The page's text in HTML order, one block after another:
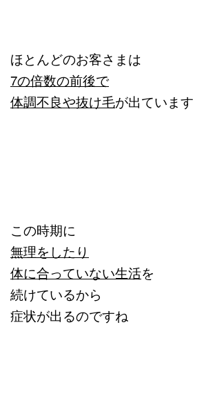
ほとんどのお客さまは
7の倍数の前後で
体調不良や抜け毛が出ています
この時期に
無理をしたり
体に合っていない生活を
続けているから
症状が出るのですね